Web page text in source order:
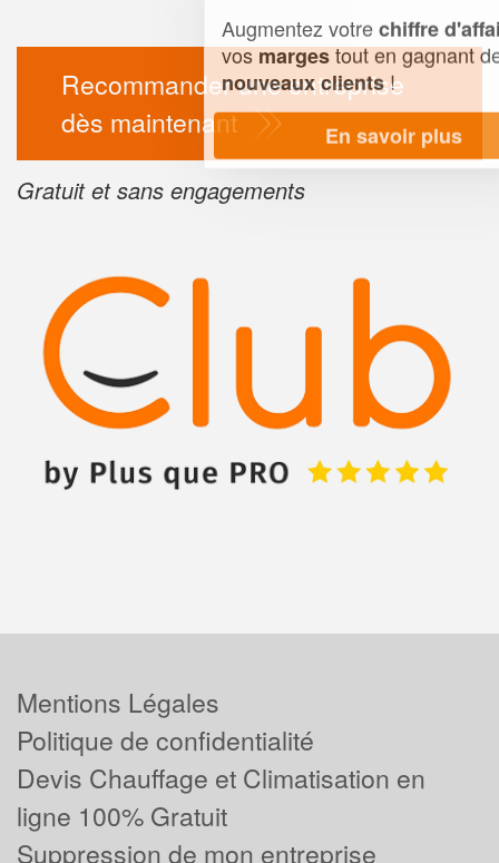
Recommander une entreprise
dès maintenant
Gratuit et sans engagements
Augmentez votrechiffre d'affaireset
vosmargestout en gagnant de
nouveaux clients!
En savoir plus
Mentions Légales
Politique de confidentialité
Devis Chauffage et Climatisation en
ligne 100% Gratuit
Suppression de mon entreprise